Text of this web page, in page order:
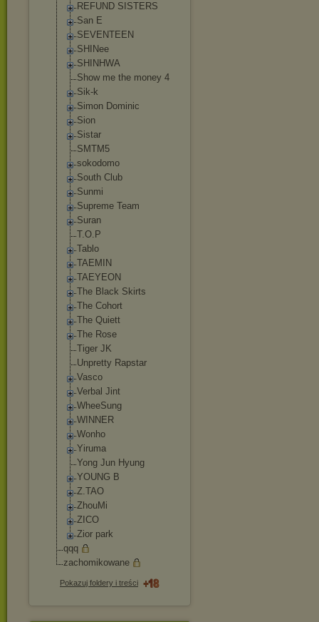
REFUND SISTERS
San E
SEVENTEEN
SHINee
SHINHWA
Show me the money 4
Sik-k
Simon Dominic
Sion
Sistar
SMTM5
sokodomo
South Club
Sunmi
Supreme Team
Suran
T.O.P
Tablo
TAEMIN
TAEYEON
The Black Skirts
The Cohort
The Quiett
The Rose
Tiger JK
Unpretty Rapstar
Vasco
Verbal Jint
WheeSung
WINNER
Wonho
Yiruma
Yong Jun Hyung
YOUNG B
Z.TAO
ZhouMi
ZICO
Zior park
qqq
zachomikowane
Pokazuj foldery i treści